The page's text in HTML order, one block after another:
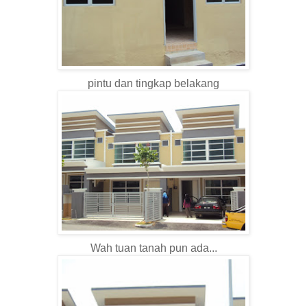
pintu dan tingkap belakang
Wah tuan tanah pun ada...